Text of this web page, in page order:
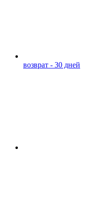
возврат - 30 дней